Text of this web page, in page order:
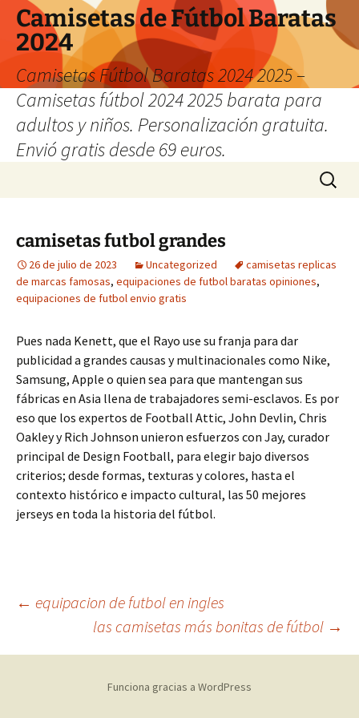
Camisetas de Fútbol Baratas
2024
Camisetas Fútbol Baratas 2024 2025 –
Camisetas fútbol 2024 2025 barata para
adultos y niños. Personalización gratuita.
Envió gratis desde 69 euros.
Buscar:
camisetas futbol grandes
26 de julio de 2023 Uncategorized
camisetas replicas
de marcas famosas, equipaciones de futbol baratas opiniones,
equipaciones de futbol envio gratis
Pues nada Kenett, que el Rayo use su franja para dar
publicidad a grandes causas y multinacionales como Nike,
Samsung, Apple o quien sea para que mantengan sus
fábricas en Asia llena de trabajadores semi-esclavos. Es por
eso que los expertos de Football Attic, John Devlin, Chris
Oakley y Rich Johnson unieron esfuerzos con Jay, curador
principal de Design Football, para elegir bajo diversos
criterios; desde formas, texturas y colores, hasta el
contexto histórico e impacto cultural, las 50 mejores
jerseys en toda la historia del fútbol.
Navegación
de
← equipacion de futbol en ingles
las camisetas más bonitas de fútbol →
Funciona gracias a WordPress